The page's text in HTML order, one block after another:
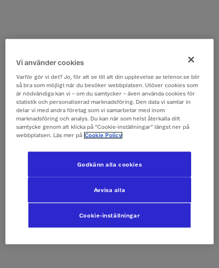
Vi använder cookies
Varför gör vi det? Jo, för att se till att din upplevelse av telenor.se blir
så bra som möjligt när du besöker webbplatsen. Utöver cookies som
är nödvändiga kan vi – om du samtycker – även använda cookies för
statistik och personaliserad marknadsföring. Den data vi samlar in
delar vi med andra företag som vi samarbetar med inom
marknadsföring och analys. Du kan när som helst återkalla ditt
samtycke genom att klicka på ”Cookie-inställningar” längst ner på
webbplatsen. Läs mer på Cookie Policy
Cookie-inställningar
Avvisa alla
Godkänn alla cookies